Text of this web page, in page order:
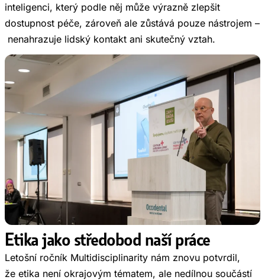
inteligenci, který podle něj může výrazně zlepšit
dostupnost péče, zároveň ale zůstává pouze nástrojem –
nenahrazuje lidský kontakt ani skutečný vztah.
Etika jako středobod naší práce
Letošní ročník Multidisciplinarity nám znovu potvrdil,
že etika není okrajovým tématem, ale nedílnou součástí